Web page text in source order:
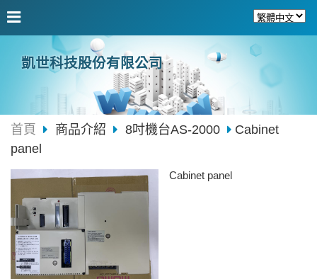
凱世科技股份有限公司
首頁 商品介紹 8吋機台AS-2000
Cabinet
panel
Cabinet panel